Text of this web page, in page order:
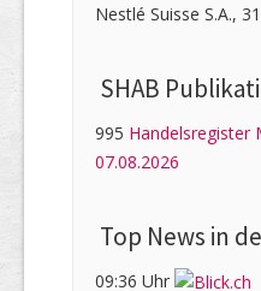
Nestlé Suisse S.A.,
SHAB
995 Handelsregister
07.08.2026
Top News in
09:36 Uhr